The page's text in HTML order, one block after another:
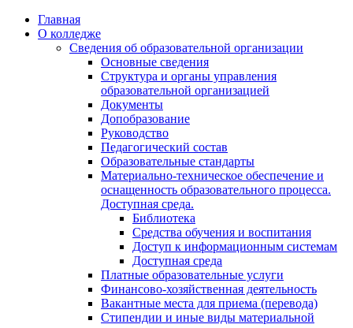
Перейти
содержимому
Главная
О колледже
Сведения об образовательной организации
Основные сведения
Структура и органы управления
образовательной организацией
Документы
Допобразование
Руководство
Педагогический состав
Образовательные стандарты
Материально-техническое обеспечение и
оснащенность образовательного процесса.
Доступная среда.
Библиотека
Средства обучения и воспитания
Доступ к информационным системам
Доступная среда
Платные образовательные услуги
Финансово-хозяйственная деятельность
Вакантные места для приема (перевода)
Стипендии и иные виды материальной